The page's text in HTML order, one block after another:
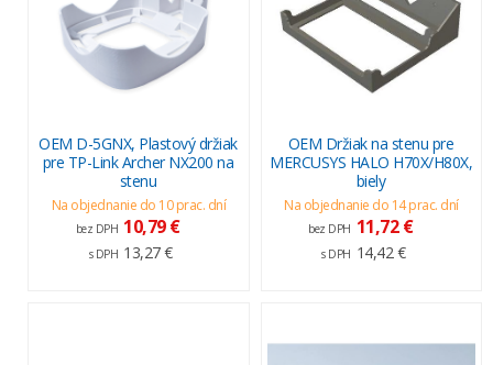
OEM D-5GNX, Plastový držiak
pre TP-Link Archer NX200 na
stenu
Na objednanie do 10 prac. dní
bez DPH 10,79 €
s DPH 13,27 €
OEM Držiak na stenu pre
MERCUSYS HALO H70X/H80X,
biely
Na objednanie do 14 prac. dní
bez DPH 11,72 €
s DPH 14,42 €